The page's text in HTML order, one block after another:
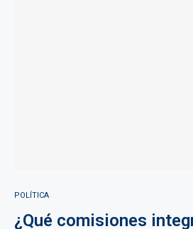
POLÍTICA
¿Qué comisiones